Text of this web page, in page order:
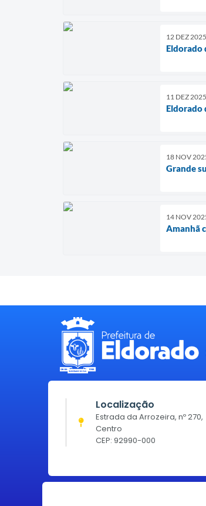
12 DEZ
Eldorado
11 DEZ
Eldorado
18 NOV
Grande
14 NOV
Amanhã
Localização
Estrada da Arrozeira, nº 270,
Centro
CEP: 92990-000